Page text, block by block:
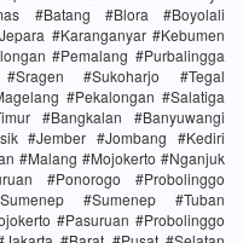
#Batang #Blora #Boyolali
#Karanganyar #Kebumen
#Pemalang #Purbalingga
#Sukoharjo #Tegal
#Pekalongan #Salatiga
#Bangkalan #Banyuwangi
#Jember #Jombang #Kediri
#Malang #Mojokerto #Nganjuk
#Ponorogo #Probolinggo
#Sumenep #Tuban
#Pasuruan #Probolinggo